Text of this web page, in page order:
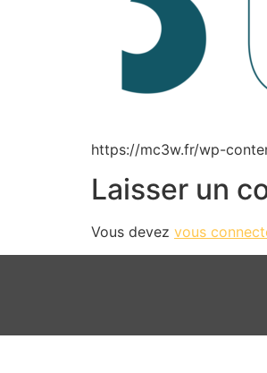
https://mc3w.fr/wp-
Laisser un
Vous devez vous